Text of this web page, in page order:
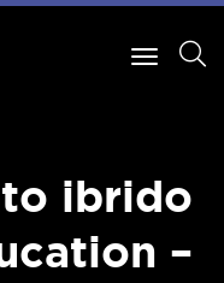
ibrido
–